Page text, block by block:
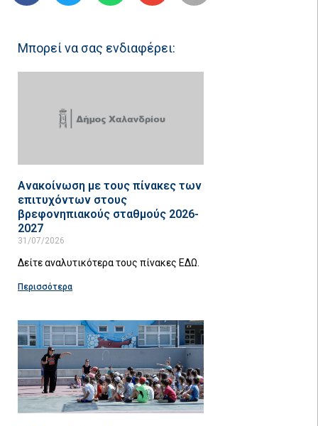
Μπορεί να σας ενδιαφέρει:
Ανακοίνωση με τους πίνακες των
επιτυχόντων στους
βρεφονηπιακούς σταθμούς 2026-
2027
31/07/2026
Δείτε αναλυτικότερα τους πίνακες ΕΔΩ.
Περισσότερα